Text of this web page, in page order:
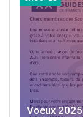
Voeux 2025